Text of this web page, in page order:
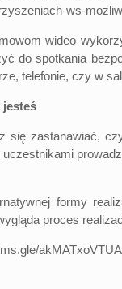
ws-
wideo
do spotkania
telefonie, czy w
jesteś
zastanawiać,
formy
proces